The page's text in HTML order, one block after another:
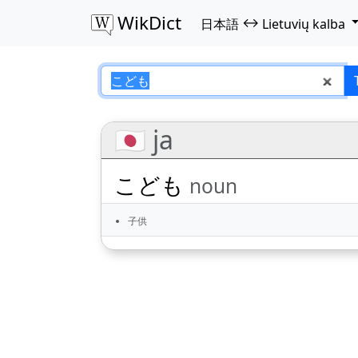
WikDict 日本語↔ Lietuvių kalba
こども – 日本語
🇯🇵 ja
こども noun
子供